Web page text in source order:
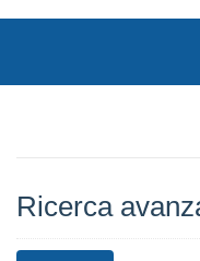
Ricerca